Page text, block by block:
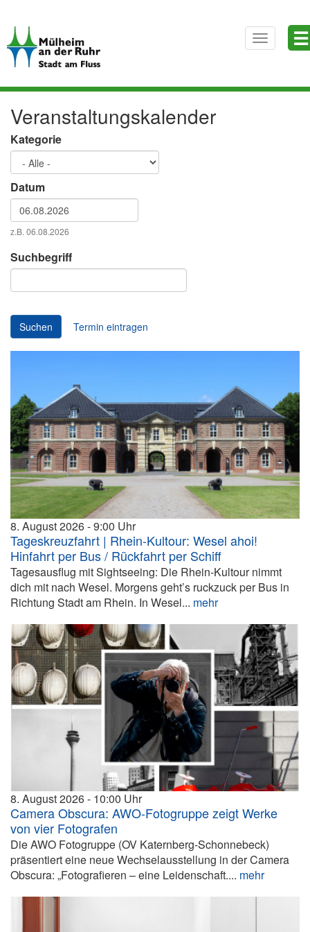
zum
Inhalt
Toggle
navigation
☰
Veranstaltungskalender
Kategorie
Datum
Datum
z.B. 06.08.2026
Datum
Suchbegriff
Suchen Termin eintragen
8. August 2026 9:00
Tageskreuzfahrt | Rhein-Kultour: Wesel ahoi!
Hinfahrt per Bus / Rückfahrt per Schiff
Tagesausflug mit Sightseeing: Die Rhein-Kultour nimmt
dich mit nach Wesel. Morgens geht’s ruckzuck per Bus in
Richtung Stadt am Rhein. In Wesel... mehr
8. August 2026 10:00
Camera Obscura: AWO-Fotogruppe zeigt Werke
von vier Fotografen
Die AWO Fotogruppe (OV Katernberg-Schonnebeck)
präsentiert eine neue Wechselausstellung in der Camera
Obscura: „Fotografieren – eine Leidenschaft.... mehr